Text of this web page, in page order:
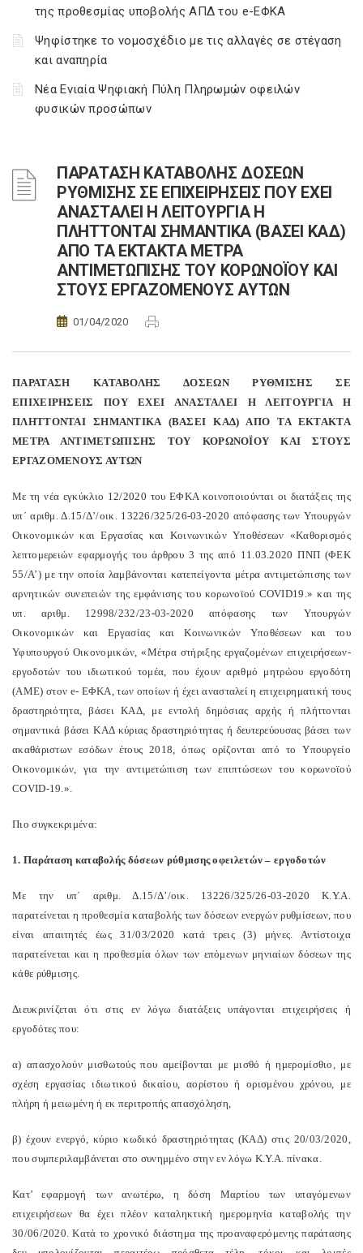
της προθεσμίας υποβολής ΑΠΔ του e-ΕΦΚΑ
Ψηφίστηκε το νομοσχέδιο με τις αλλαγές σε στέγαση
και αναπηρία
Νέα Ενιαία Ψηφιακή Πύλη Πληρωμών οφειλών
φυσικών προσώπων
ΠΑΡΑΤΑΣΗ ΚΑΤΑΒΟΛΗΣ ΔΟΣΕΩΝ
ΡΥΘΜΙΣΗΣ ΣΕ ΕΠΙΧΕΙΡΗΣΕΙΣ ΠΟΥ ΕΧΕΙ
ΑΝΑΣΤΑΛΕΙ Η ΛΕΙΤΟΥΡΓΙΑ Η
ΠΛΗΤΤΟΝΤΑΙ ΣΗΜΑΝΤΙΚΑ (ΒΑΣΕΙ ΚΑΔ)
ΑΠΟ ΤΑ ΕΚΤΑΚΤΑ ΜΕΤΡΑ
ΑΝΤΙΜΕΤΩΠΙΣΗΣ ΤΟΥ ΚΟΡΩΝΟΪΟΥ ΚΑΙ
ΣΤΟΥΣ ΕΡΓΑΖΟΜΕΝΟΥΣ ΑΥΤΩΝ
01/04/2020
ΠΑΡΑΤΑΣΗ ΚΑΤΑΒΟΛΗΣ ΔΟΣΕΩΝ ΡΥΘΜΙΣΗΣ ΣΕ
ΕΠΙΧΕΙΡΗΣΕΙΣ ΠΟΥ ΕΧΕΙ ΑΝΑΣΤΑΛΕΙ Η ΛΕΙΤΟΥΡΓΙΑ Η
ΠΛΗΤΤΟΝΤΑΙ ΣΗΜΑΝΤΙΚΑ (ΒΑΣΕΙ ΚΑΔ) ΑΠΟ ΤΑ ΕΚΤΑΚΤΑ
ΜΕΤΡΑ ΑΝΤΙΜΕΤΩΠΙΣΗΣ ΤΟΥ ΚΟΡΩΝΟΪΟΥ ΚΑΙ ΣΤΟΥΣ
ΕΡΓΑΖΟΜΕΝΟΥΣ ΑΥΤΩΝ
Με τη νέα εγκύκλιο 12/2020 του ΕΦΚΑ κοινοποιούνται οι διατάξεις της
υπ΄ αριθμ. Δ.15/Δ’/οικ. 13226/325/26-03-2020 απόφασης των Υπουργών
Οικονομικών και Εργασίας και Κοινωνικών Υποθέσεων «Καθορισμός
λεπτομερειών εφαρμογής του άρθρου 3 της από 11.03.2020 ΠΝΠ (ΦΕΚ
55/Α’) με την οποία λαμβάνονται κατεπείγοντα μέτρα αντιμετώπισης των
αρνητικών συνεπειών της εμφάνισης του κορωνοϊού COVID19.» και της
υπ. αριθμ. 12998/232/23-03-2020 απόφασης των Υπουργών
Οικονομικών και Εργασίας και Κοινωνικών Υποθέσεων και του
Υφυπουργού Οικονομικών, «Μέτρα στήριξης εργαζομένων επιχειρήσεων-
εργοδοτών του ιδιωτικού τομέα, που έχουν αριθμό μητρώου εργοδότη
(ΑΜΕ) στον e- ΕΦΚΑ, των οποίων ή έχει ανασταλεί η επιχειρηματική τους
δραστηριότητα, βάσει ΚΑΔ, με εντολή δημόσιας αρχής ή πλήττονται
σημαντικά βάσει ΚΑΔ κύριας δραστηριότητας ή δευτερεύουσας βάσει των
ακαθάριστων εσόδων έτους 2018, όπως ορίζονται από το Υπουργείο
Οικονομικών, για την αντιμετώπιση των επιπτώσεων του κορωνοϊού
COVID-19.».
Πιο συγκεκριμένα:
1. Παράταση καταβολής δόσεων ρύθμισης οφειλετών – εργοδοτών
Με την υπ΄ αριθμ. Δ.15/Δ’/οικ. 13226/325/26-03-2020 Κ.Υ.Α.
παρατείνεται η προθεσμία καταβολής των δόσεων ενεργών ρυθμίσεων, που
είναι απαιτητές έως 31/03/2020 κατά τρεις (3) μήνες. Αντίστοιχα
παρατείνεται και η προθεσμία όλων των επόμενων μηνιαίων δόσεων της
κάθε ρύθμισης.
Διευκρινίζεται ότι στις εν λόγω διατάξεις υπάγονται επιχειρήσεις ή
εργοδότες που:
α) απασχολούν μισθωτούς που αμείβονται με μισθό ή ημερομίσθιο, με
σχέση εργασίας ιδιωτικού δικαίου, αορίστου ή ορισμένου χρόνου, με
πλήρη ή μειωμένη ή εκ περιτροπής απασχόληση,
β) έχουν ενεργό, κύριο κωδικό δραστηριότητας (ΚΑΔ) στις 20/03/2020,
που συμπεριλαμβάνεται στο συνημμένο στην εν λόγω Κ.Υ.Α. πίνακα.
Κατ’ εφαρμογή των ανωτέρω, η δόση Μαρτίου των υπαγόμενων
επιχειρήσεων θα έχει πλέον καταληκτική ημερομηνία καταβολής την
30/06/2020. Κατά το χρονικό διάστημα της προαναφερόμενης παράτασης